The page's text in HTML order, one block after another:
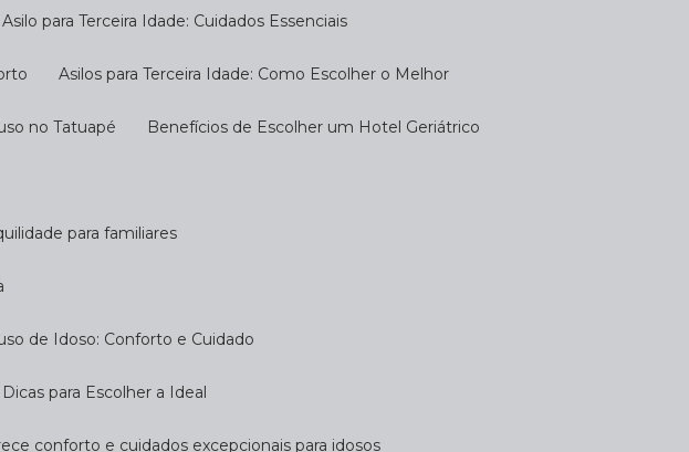
Asilo para Terceira Idade: Cuidados Essenciais
Asilos para Terceira Idade: Como Escolher o Melhor
no Tatuapé Benefícios de Escolher um Hotel Geriátrico
para familiares
de Idoso: Conforto e Cuidado
para Escolher a Ideal
conforto e cuidados excepcionais para idosos